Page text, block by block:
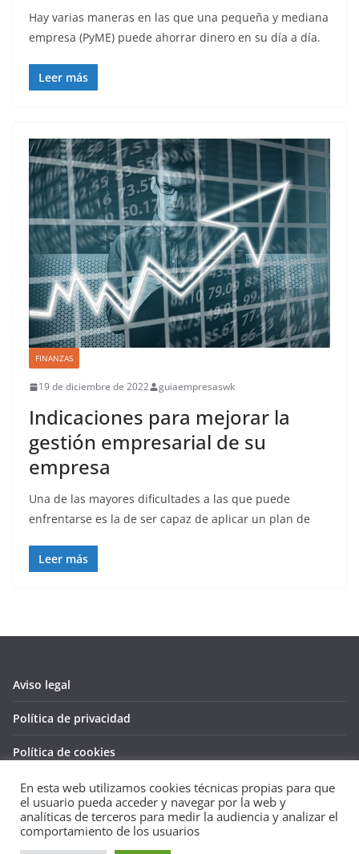
Hay varias maneras en las que una pequeña y mediana
empresa (PyME) puede ahorrar dinero en su día a día.
Leer más
FINANZAS
19 de diciembre de 2022 guiaempresaswk
Indicaciones para mejorar la
gestión empresarial de su
empresa
Una de las mayores dificultades a las que puede
enfrentarse es la de ser capaz de aplicar un plan de
Leer más
Aviso legal
Política de privacidad
Política de cookies
Copyright © 2026Guía de empresas
. Todos los derechos
reservados.
En esta web utilizamos cookies técnicas propias para que
el usuario pueda acceder y navegar por la web y
analíticas de terceros para medir la audiencia y analizar el
comportamiento de los usuarios